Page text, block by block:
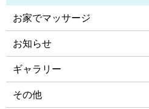
お家でマッサージ
お知らせ
ギャラリー
その他